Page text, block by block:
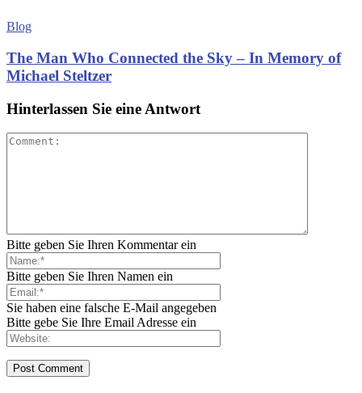
Blog
The Man Who Connected the Sky – In Memory of
Michael Steltzer
Hinterlassen Sie eine Antwort
Bitte geben Sie Ihren Kommentar ein
Bitte geben Sie Ihren Namen ein
Sie haben eine falsche E-Mail angegeben
Bitte gebe Sie Ihre Email Adresse ein